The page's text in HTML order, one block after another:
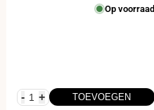
Op voorraad
- + TOEVOEGEN